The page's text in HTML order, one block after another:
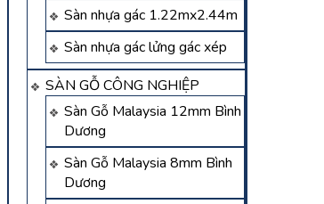
Sàn nhựa gác 1.22mx2.44m
Sàn nhựa gác lửng gác xép
SÀN GỖ CÔNG NGHIỆP
Sàn Gỗ Malaysia 12mm Bình
Dương
Sàn Gỗ Malaysia 8mm Bình
Dương
Tấm nhựa nano ốp
tường, ốp trần tại Củ Chi
– TP HCM
Liên hệ
Tấm ốp nhựa
Phú Hòa Đông –